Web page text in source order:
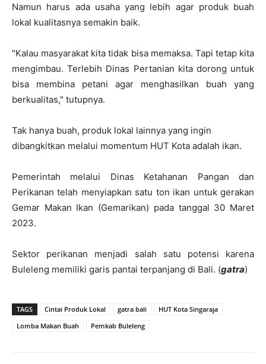
Namun harus ada usaha yang lebih agar produk buah
lokal kualitasnya semakin baik.
"Kalau masyarakat kita tidak bisa memaksa. Tapi tetap kita
mengimbau. Terlebih Dinas Pertanian kita dorong untuk
bisa membina petani agar menghasilkan buah yang
berkualitas," tutupnya.
Tak hanya buah, produk lokal lainnya yang ingin
dibangkitkan melalui momentum HUT Kota adalah ikan.
Pemerintah melalui Dinas Ketahanan Pangan dan
Perikanan telah menyiapkan satu ton ikan untuk gerakan
Gemar Makan Ikan (Gemarikan) pada tanggal 30 Maret
2023.
Sektor perikanan menjadi salah satu potensi karena
Buleleng memiliki garis pantai terpanjang di Bali. (gatra)
TAGS Cintai Produk Lokal gatra bali
HUT Kota Singaraja
Lomba Makan Buah
Pemkab Buleleng